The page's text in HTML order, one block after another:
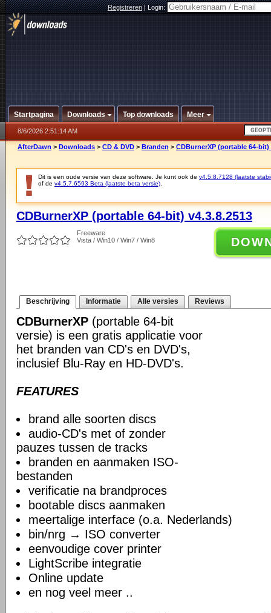
Registreren|Login:
Startpagina Downloads Top downloads Meer
8/6/2026 2:51:14 AM
AfterDawn > Downloads > CD & DVD > Branden > CDBurnerXP (portable 64-bit)
Dit is een oude versie van deze software. Je kunt ook de v4.5.8.7128 (laatste
of de v4.5.7.6593 Beta (laatste beta versie)
CDBurnerXP (portable 64-bit) v4.3.8.2513
Freeware
Vista / Win10 / Win7 / Win8
Beschrijving Informatie Alle versies Reviews
CDBurnerXP (portable 64-bit
versie) is een gratis applicatie voor
het branden van CD's en DVD's,
inclusief Blu-Ray en HD-DVD's.
FEATURES
brand alle soorten discs
audio-CD's met of zonder
pauzes tussen de tracks
branden en aanmaken ISO-
bestanden
verificatie na brandproces
bootable discs aanmaken
meertalige interface (o.a. Nederlands)
bin/nrg → ISO converter
eenvoudige cover printer
LightScribe integratie
Online update
en nog veel meer ..